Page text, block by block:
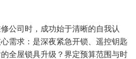
公司时，成功始于清晰的自我认
需求：是深夜紧急开锁、遥控钥匙
全屋锁具升级？界定预算范围与时